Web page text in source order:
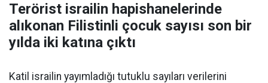
Terörist israilin hapishanelerinde
alıkonan Filistinli çocuk sayısı son bir
yılda iki katına çıktı
Katil israilin yayımladığı tutuklu sayıları verilerini